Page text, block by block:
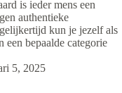
is ieder mens een
authentieke
kun je jezelf als
een bepaalde categorie
5, 2025